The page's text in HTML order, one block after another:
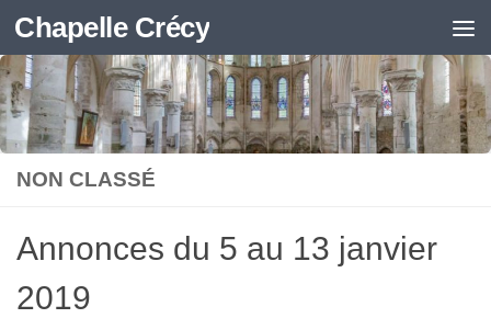
Skip to content
Chapelle Crécy
NON CLASSÉ
Annonces du 5 au 13 janvier
2019